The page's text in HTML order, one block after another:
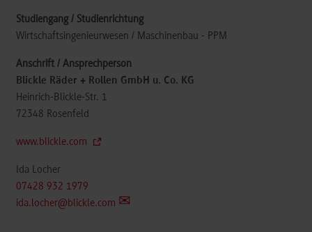
Wirtschaftsingenieurwesen / Maschinenbau - PPM
Blickle Räder + Rollen GmbH u. Co. KG
Heinrich-Blickle-Str. 1
72348 Rosenfeld
www.blickle.com
Ida Locher
07428 932 1979
ida.locher@blickle.com